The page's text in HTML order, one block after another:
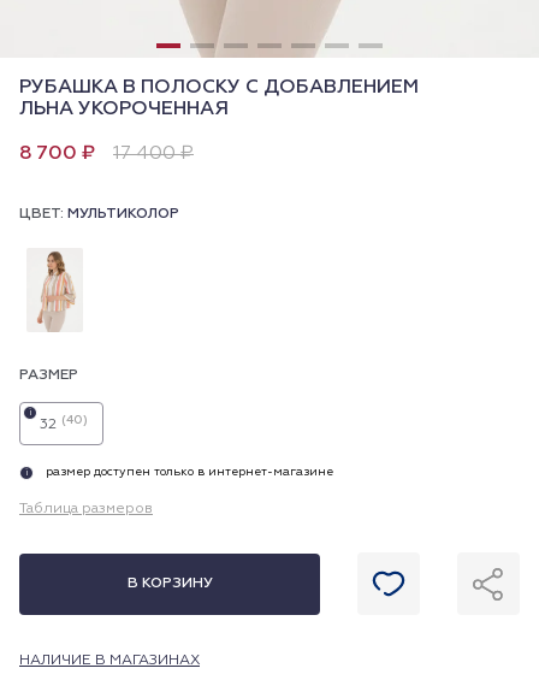
РУБАШКА В ПОЛОСКУ С ДОБАВЛЕНИЕМ
ЛЬНА УКОРОЧЕННАЯ
8 700 ₽ 17 400 ₽
ЦВЕТ: МУЛЬТИКОЛОР
РАЗМЕР
32 (40)
i
i размер доступен только в интернет-магазине
Таблица размеров
В КОРЗИНУ
НАЛИЧИЕ В МАГАЗИНАХ